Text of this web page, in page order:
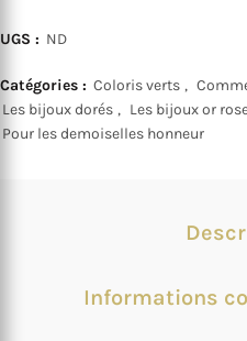
UGS : ND
Catégories : Coloris verts ,
Les bijoux dorés , Les bijoux or
Pour les demoiselles honneur
Informations